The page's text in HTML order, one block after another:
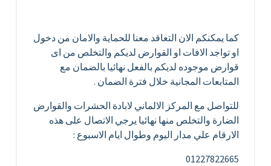
كما يمكنكم الان التعاقد معنا للحماية والامان من دخول
او تواجد الافات او القوارض لديكم والتخلص من اى
قوارض موجوده لديكم بالفعل نهائيا بالضمان مع
المتابعات المجانية خلال فترة الضمان .
للتواصل مع المركز الالماني لابادة الحشرات والقوارض
الضارة والتخلص منها نهائيا يرجي الاتصال على هذه
الارقام علي مدار اليوم وطوال ايام الاسبوع :
01227822665